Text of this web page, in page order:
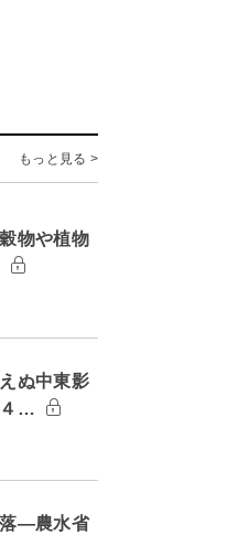
もっと見る >
物や植物
ぬ中東影
４…
落―農水省